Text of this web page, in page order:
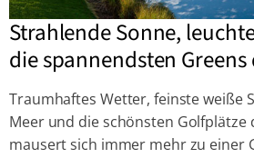
Strahlende Sonne,
die spannendsten Greens
Traumhaftes Wetter, feinste weiße
Meer und die schönsten Golfplätze
mausert sich immer mehr zu einer